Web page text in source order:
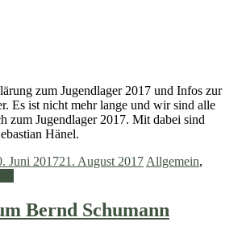
zum Jugendlager 2017 und Infos zur
Es ist nicht mehr lange und wir sind alle
zum Jugendlager 2017. Mit dabei sind
Hänel.
Juni 201721. August 2017 Allgemein,
Bernd Schumann